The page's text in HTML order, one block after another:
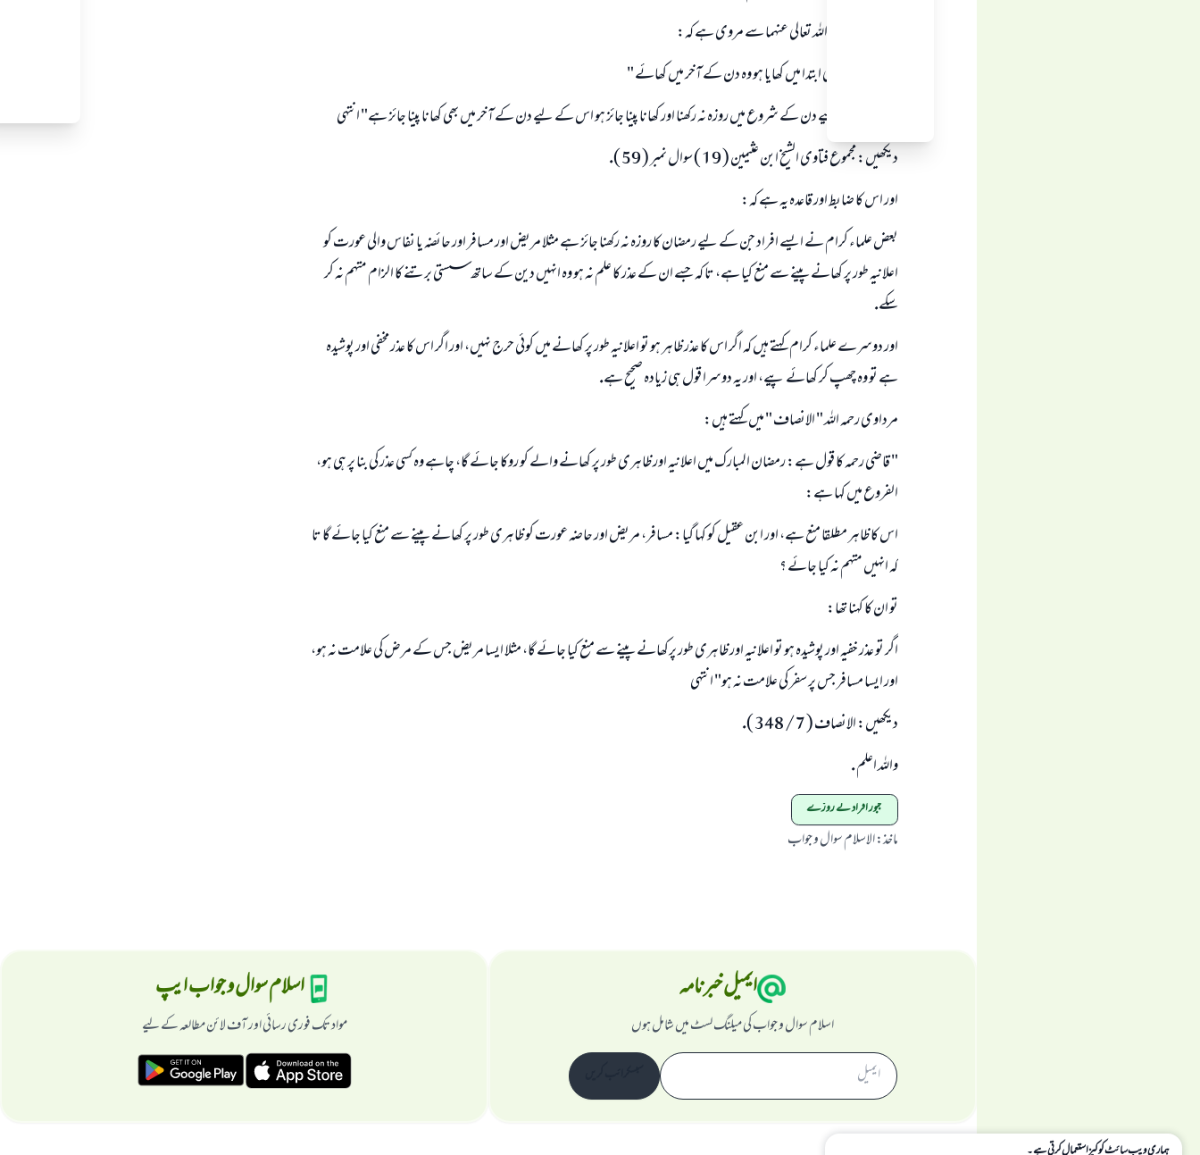
ابن مسعود رضى اللہ تعالى عنہما سے مروى ہے كہ:
" جس نے دن كى ابتدا ميں كھايا ہو وہ دن كے آخر ميں كھائے "
يعنى جس كے ليے دن كے شروع ميں روزہ نہ ركھنا اور كھانا پينا جائز ہو اس كے ليے دن كے آخر ميں بھى كھانا پينا جائز ہے" انتہى
ديكھيں: مجموع فتاوى الشيخ ابن عثيمين ( 19 ) سوال نمبر ( 59 ).
اور اس كا ضابط اور قاعدہ يہ ہے كہ:
بعض علماء كرام نے ايسے افراد جن كے ليے رمضان كا روزہ نہ ركھنا جائز ہے مثلا مريض اور مسافر اور حائضہ يا نفاس والى عورت كو
اعلانيہ طور پر كھانے پينے سے منع كيا ہے، تا كہ جسے ان كے عذر كا علم نہ ہو وہ انہيں دين كے ساتھ سستى برتنے كا الزام متہم نہ كر
سكے.
اور دوسرے علماء كرام كہتے ہيں كہ اگر اس كا عذر ظاہر ہو تو اعلانيہ طور پر كھانے ميں كوئى حرج نہيں، اور اگر اس كا عذر مخفى اور پوشيدہ
ہے تو وہ چھپ كر كھائے پيے، اور يہ دوسرا قول ہى زيادہ صحيح ہے.
مرداوى رحمہ اللہ " الانصاف " ميں كہتے ہيں:
" قاضى رحمہ كا قول ہے: رمضان المبارك ميں اعلانيہ اور ظاہرى طور پر كھانے والے كو روكا جائے گا، چاہے وہ كسى عذر كى بنا پر ہى ہو،
الفروع ميں كہا ہے:
اس كا ظاہر مطلقا منع ہے، اور ابن عقيل كو كہا گيا: مسافر، مريض اور حاضہ عورت كو ظاہرى طور پر كھانے پينے سے منع كيا جائے گا تا
كہ انہيں متہم نہ كيا جائے ؟
تو ان كا كہنا تھا:
اگر تو عذر خفيہ اور پوشيدہ ہو تو اعلانيہ اور ظاہرى طور پركھانے پينے سے منع كيا جائے گا، مثلا ايسا مريض جس كے مرض كى علامت نہ ہو،
اور ايسا مسافر جس پر سفر كى علامت نہ ہو" انتہى
ديكھيں: الانصاف ( 7 / 348 ).
واللہ اعلم .
مجبور افراد کے روزے
ماخذ:الاسلام سوال و جواب
ایمیل خبرنامہ
اسلام سوال و جواب کی میلنگ لسٹ میں شامل ہوں
اسلام سوال و جواب ایپ
مواد تک فوری رسائی اور آف لائن مطالعہ کے لیے
جواب نمبر 110845 نے نکاح ٹوٹنے سے بچایا۔
امت مسلمہ کے واسطے جوابات پیش کرنے کے لیے ہماری مدد کریں
(مسلم : 1893)